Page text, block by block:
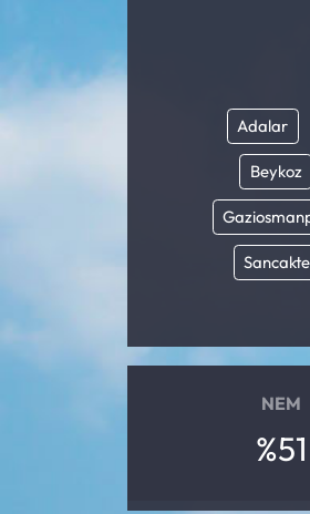
Adalar
Beykoz
NEM
%51
Ekonomi